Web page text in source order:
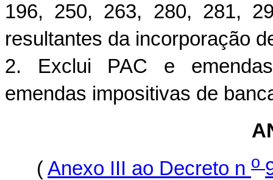
196, 250, 263, 280, 281,
resultantes da incorporação
2. Exclui PAC e
emendas impositivas de
(Anexo III ao Decreto n o